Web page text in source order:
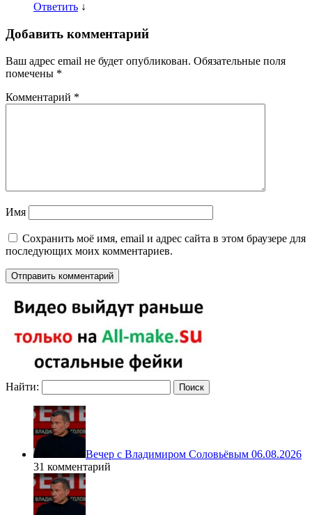
Ответить ↓
Добавить комментарий
Ваш адрес email не будет опубликован. Обязательные поля
помечены *
Комментарий *
Имя
Сохранить моё имя, email и адрес сайта в этом браузере для
последующих моих комментариев.
Найти:
Вечер с Владимиром Соловьёвым 06.08.2026
31 комментарий